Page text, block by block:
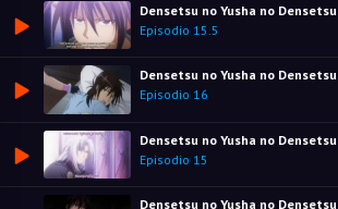
Densetsu no Yusha no Densetsu
Episodio 15.5
Densetsu no Yusha no Densetsu
Episodio 16
Densetsu no Yusha no Densetsu
Episodio 15
Densetsu no Yusha no Densetsu